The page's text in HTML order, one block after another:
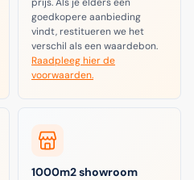
goedkopere aanbieding
vindt, restitueren we het
verschil als een waardebon.
Raadpleeg hier de
voorwaarden.
1000m2 showroom